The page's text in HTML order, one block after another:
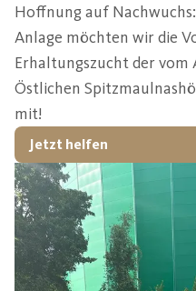
Hoffnung auf
Anlage möchten wir die
Erhaltungszucht der vom
Östlichen
mit!
Jetzt helfen